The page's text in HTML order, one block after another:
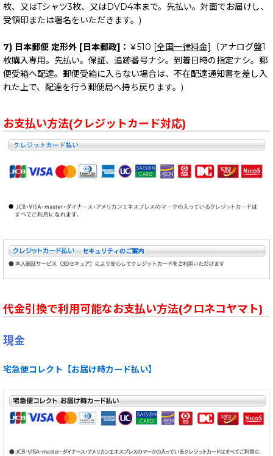
枚、又はTシャツ3枚、又はDVD4本まで。先払い。対面でお届けし、
受領印または署名をいただきます。)
7) 日本郵便 定形外 [日本郵政]： ￥510 [全国一律料金]
（アナログ盤1
枚購入専用。先払い。保証、追跡番号ナシ。到着日時の指定ナシ。郵
便受箱へ配達。郵便受箱に入らない場合は、不在配達通知書を差し入
れた上で、配達を行う郵便局へ持ち戻ります。)
お支払い方法(クレジットカード対応)
代金引換で利用可能なお支払い方法(クロネコヤマト)
現金
宅急便コレクト【お届け時カード払い】